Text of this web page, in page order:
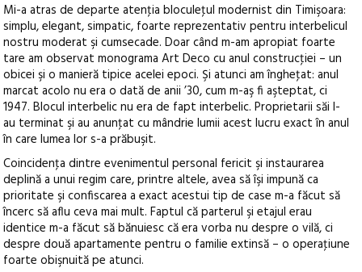
Mi-a atras de departe atenţia bloculeţul modernist din Timişoara:
simplu, elegant, simpatic, foarte reprezentativ pentru interbelicul
nostru moderat şi cumsecade. Doar când m-am apropiat foarte
tare am observat monograma Art Deco cu anul construcţiei – un
obicei şi o manieră tipice acelei epoci. Şi atunci am îngheţat: anul
marcat acolo nu era o dată de anii ’30, cum m-aş fi aşteptat, ci
1947. Blocul interbelic nu era de fapt interbelic. Proprietarii săi l-
au terminat şi au anunţat cu mândrie lumii acest lucru exact în anul
în care lumea lor s-a prăbuşit.
Coincidenţa dintre evenimentul personal fericit şi instaurarea
deplină a unui regim care, printre altele, avea să îşi impună ca
prioritate şi confiscarea a exact acestui tip de case m-a făcut să
încerc să aflu ceva mai mult. Faptul că parterul şi etajul erau
identice m-a făcut să bănuiesc că era vorba nu despre o vilă, ci
despre două apartamente pentru o familie extinsă – o operaţiune
foarte obişnuită pe atunci.